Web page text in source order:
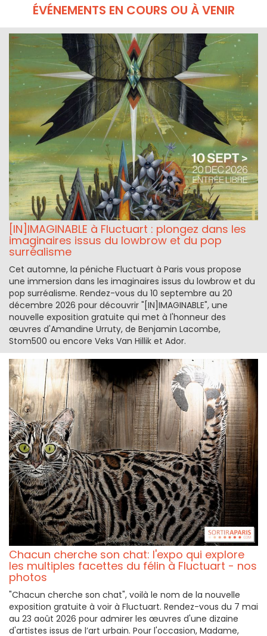
ÉVÉNEMENTS EN COURS OU À VENIR
[IN]IMAGINABLE à Fluctuart : plongez dans les
imaginaires issus du lowbrow et du pop
surréalisme
Cet automne, la péniche Fluctuart à Paris vous propose
une immersion dans les imaginaires issus du lowbrow et du
pop surréalisme. Rendez-vous du 10 septembre au 20
décembre 2026 pour découvrir "[IN]IMAGINABLE", une
nouvelle exposition gratuite qui met à l'honneur des
œuvres d'Amandine Urruty, de Benjamin Lacombe,
Stom500 ou encore Veks Van Hillik et Ador.
Chacun cherche son chat: l'expo qui explore
les multiples facettes du félin à Fluctuart - nos
photos
"Chacun cherche son chat", voilà le nom de la nouvelle
exposition gratuite à voir à Fluctuart. Rendez-vous du 7 mai
au 23 août 2026 pour admirer les œuvres d'une dizaine
d'artistes issus de l’art urbain. Pour l'occasion, Madame,